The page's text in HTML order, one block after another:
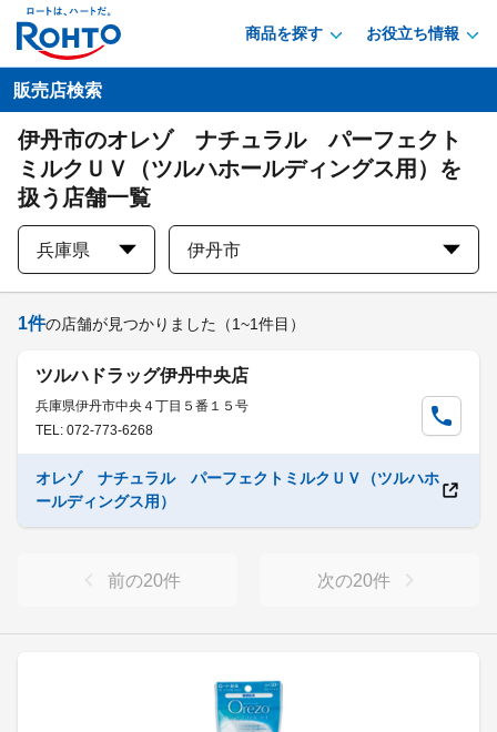
商品を探す お役立ち情報
販売店検索
伊丹市のオレゾ ナチュラル パーフェクト
ミルクＵＶ（ツルハホールディングス用）を
扱う店舗一覧
兵庫県 伊丹市
1件の店舗が見つかりました （1~1件目）
ツルハドラッグ伊丹中央店
兵庫県伊丹市中央４丁目５番１５号
TEL: 072-773-6268
オレゾ ナチュラル パーフェクトミルクＵＶ（ツルハホ
ールディングス用）
前の20件 次の20件